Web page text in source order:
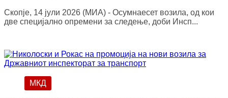
Скопје, 14 јули 2026 (МИА) - Осумнаесет возила, од кои
две специјално опремени за следење, доби Инсп...
МКД